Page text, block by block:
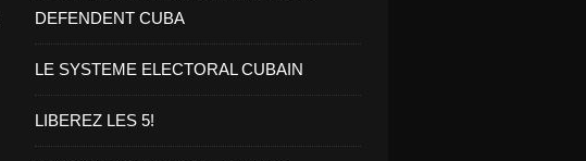
DEFENDENT CUBA
LE SYSTEME ELECTORAL CUBAIN
LIBEREZ LES 5!